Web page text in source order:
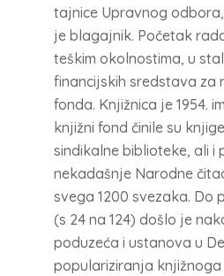
tajnice Upravnog
je blagajnik. Početak
teškim okolnostima, u
financijskih sredstava za
fonda. Knjižnica je 1954.
knjižni fond činile su
sindikalne biblioteke, ali i
nekadašnje Narodne
svega 1200 svezaka. Do
(s 24 na 124) došlo je
poduzeća i ustanova u
populariziranja knjižnoga